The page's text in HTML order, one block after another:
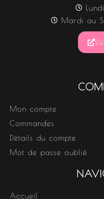
Mardi au
Mon compte
Commandes
Détails du compte
Mot de passe oublié
Accueil